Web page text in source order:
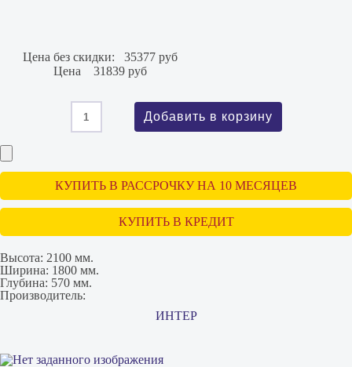
Цена без скидки:
35377 руб
Цена
31839 руб
КУПИТЬ В РАССРОЧКУ НА 10 МЕСЯЦЕВ
КУПИТЬ В КРЕДИТ
Высота: 2100 мм.
Ширина: 1800 мм.
Глубина: 570 мм.
Производитель:
ИНТЕР